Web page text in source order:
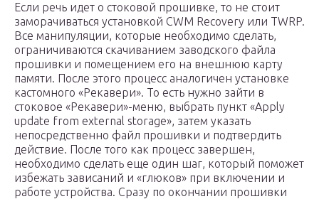
Если речь идет о стоковой прошивке, то не стоит
заморачиваться установкой CWM Recovery или TWRP.
Все манипуляции, которые необходимо сделать,
ограничиваются скачиванием заводского файла
прошивки и помещением его на внешнюю карту
памяти. После этого процесс аналогичен установке
кастомного «Рекавери». То есть нужно зайти в
стоковое «Рекавери»-меню, выбрать пункт «Apply
update from external storage», затем указать
непосредственно файл прошивки и подтвердить
действие. После того как процесс завершен,
необходимо сделать еще один шаг, который поможет
избежать зависаний и «глюков» при включении и
работе устройства. Сразу по окончании прошивки